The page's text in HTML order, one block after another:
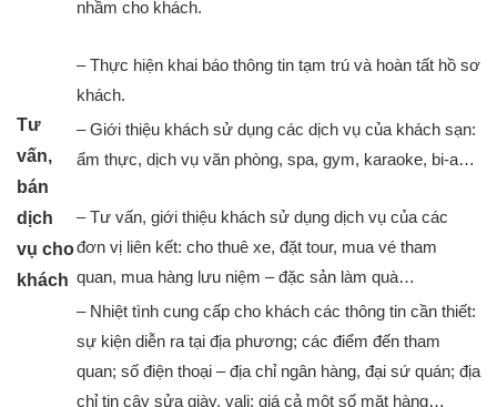
nhầm cho khách.
– Thực hiện khai báo thông tin tạm trú và hoàn tất hồ sơ
khách.
Tư
vấn,
bán
dịch
vụ cho
khách
– Giới thiệu khách sử dụng các dịch vụ của khách sạn:
ẩm thực, dịch vụ văn phòng, spa, gym, karaoke, bi-a…
– Tư vấn, giới thiệu khách sử dụng dịch vụ của các
đơn vị liên kết: cho thuê xe, đặt tour, mua vé tham
quan, mua hàng lưu niệm – đặc sản làm quà…
– Nhiệt tình cung cấp cho khách các thông tin cần thiết:
sự kiện diễn ra tại địa phương; các điểm đến tham
quan; số điện thoại – địa chỉ ngân hàng, đại sứ quán; địa
chỉ tin cậy sửa giày, vali; giá cả một số mặt hàng…